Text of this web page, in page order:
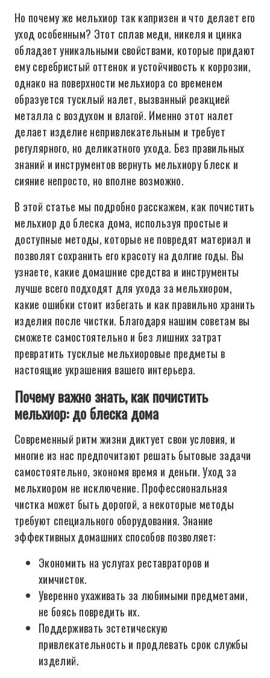
Но почему же мельхиор так капризен и что делает его
уход особенным? Этот сплав меди, никеля и цинка
обладает уникальными свойствами, которые придают
ему серебристый оттенок и устойчивость к коррозии,
однако на поверхности мельхиора со временем
образуется тусклый налет, вызванный реакцией
металла с воздухом и влагой. Именно этот налет
делает изделие непривлекательным и требует
регулярного, но деликатного ухода. Без правильных
знаний и инструментов вернуть мельхиору блеск и
сияние непросто, но вполне возможно.
В этой статье мы подробно расскажем, как почистить
мельхиор до блеска дома, используя простые и
доступные методы, которые не повредят материал и
позволят сохранить его красоту на долгие годы. Вы
узнаете, какие домашние средства и инструменты
лучше всего подходят для ухода за мельхиором,
какие ошибки стоит избегать и как правильно хранить
изделия после чистки. Благодаря нашим советам вы
сможете самостоятельно и без лишних затрат
превратить тусклые мельхиоровые предметы в
настоящие украшения вашего интерьера.
Почему важно знать, как почистить
мельхиор: до блеска дома
Современный ритм жизни диктует свои условия, и
многие из нас предпочитают решать бытовые задачи
самостоятельно, экономя время и деньги. Уход за
мельхиором не исключение. Профессиональная
чистка может быть дорогой, а некоторые методы
требуют специального оборудования. Знание
эффективных домашних способов позволяет:
Экономить на услугах реставраторов и
химчисток.
Уверенно ухаживать за любимыми предметами,
не боясь повредить их.
Поддерживать эстетическую
привлекательность и продлевать срок службы
изделий.